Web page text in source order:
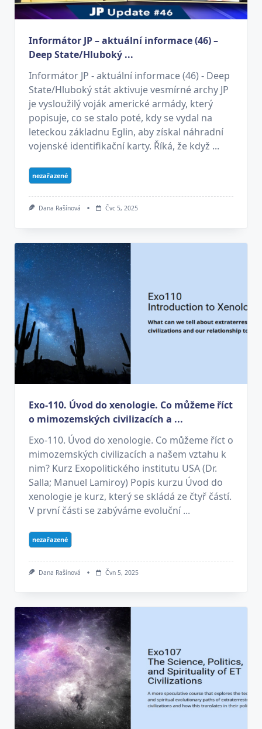
Informátor JP – aktuální informace (46) –
Deep State/Hluboký ...
Informátor JP - aktuální informace (46) - Deep
State/Hluboký stát aktivuje vesmírné archy JP
je vysloužilý voják americké armády, který
popisuje, co se stalo poté, kdy se vydal na
leteckou základnu Eglin, aby získal náhradní
vojenské identifikační karty. Říká, že když ...
nezařazené
Dana Rašínová Čvc 5, 2025
Exo-110. Úvod do xenologie. Co můžeme říct
o mimozemských civilizacích a ...
Exo-110. Úvod do xenologie. Co můžeme říct o
mimozemských civilizacích a našem vztahu k
nim? Kurz Exopolitického institutu USA (Dr.
Salla; Manuel Lamiroy) Popis kurzu Úvod do
xenologie je kurz, který se skládá ze čtyř částí.
V první části se zabýváme evoluční ...
nezařazené
Dana Rašínová Čvn 5, 2025